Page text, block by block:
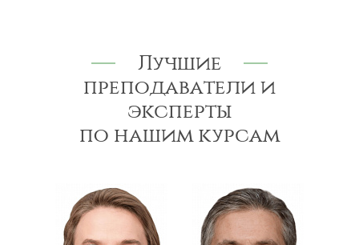
Лучшие
преподаватели и
эксперты
по нашим курсам